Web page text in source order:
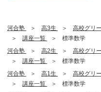
河合塾 高3生 高校グリ
講座一覧
標準数学
河合塾
高2生 高校グリ
講座一覧
標準数学
河合塾
高1生 高校グリ
講座一覧
標準数学